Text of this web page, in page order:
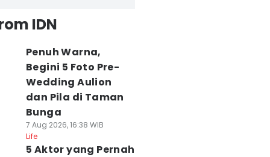
IDN
Penuh Warna,
Begini 5 Foto Pre-
Wedding Aulion
dan Pila di Taman
Bunga
7 Aug 2026, 16:38 WIB
Life
5 Aktor yang Pernah